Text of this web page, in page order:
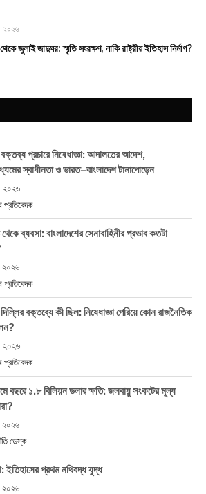
২০২৬
জুলাই জাদুঘর: স্মৃতি সংরক্ষণ, নাকি রাষ্ট্রীয় ইতিহাস নির্মাণ?
বক্তব্য প্রচারে নিষেধাজ্ঞা: আদালতের আদেশ,
স্বাধীনতা ও ভারত–বাংলাদেশ টানাপোড়েন
২০২৬
প্রতিবেদক
থেকে ব্যবসা: বাংলাদেশের সেনাবাহিনীর প্রভাব কতটা
প্রতিবেদক
দিল্লির বক্তব্যে কী ছিল: নিষেধাজ্ঞা পেরিয়ে কোন রাজনৈতিক
২০২৬
প্রতিবেদক
বছরে ১.৮ বিলিয়ন ডলার ক্ষতি: জলবায়ু সংকটের মূল্য
ডেস্ক
ইতিহাসের প্রথম নথিবদ্ধ যুদ্ধ